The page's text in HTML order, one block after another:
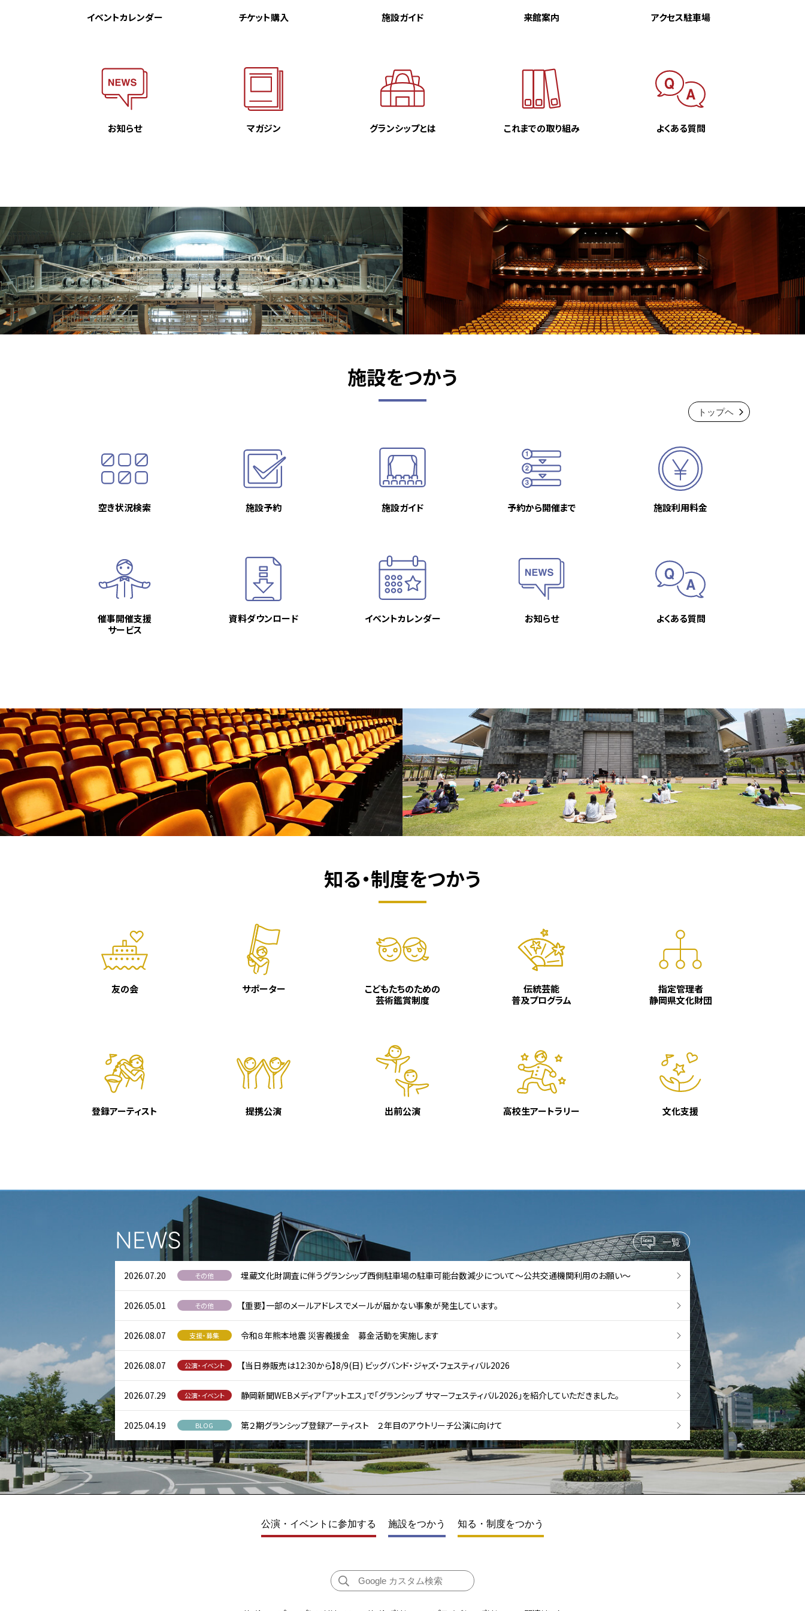
イベントカレンダー チケット購入 施設ガイド 来館案内 アクセス駐車場
お知らせ マガジン グランシップとは これまでの取り組み よくある質問
施設をつかう
トップヘ
空き状況検索 施設予約 施設ガイド 予約から開催まで 施設利用料金
催事開催支援
サービス
資料ダウンロード イベントカレンダー お知らせ よくある質問
知る・制度をつかう
友の会 サポーター
こどもたちのための
芸術鑑賞制度
伝統芸能
普及プログラム
指定管理者
静岡県文化財団
登録アーティスト 提携公演 出前公演 高校生アートラリー 文化支援
NEWS 一覧
2026.07.20 その他 埋蔵文化財調査に伴うグランシップ西側駐車場の駐車可能台数減少について～公共交通機関利用のお願い～
2026.05.01 その他 【重要】一部のメールアドレスでメールが届かない事象が発生しています。
2026.08.07 支援・募集 令和８年熊本地震 災害義援金 募金活動を実施します
2026.08.07 公演・イベント 【当日券販売は12:30から】8/9(日) ビッグバンド・ジャズ・フェスティバル2026
2026.07.29 公演・イベント 静岡新聞WEBメディア「アットエス」で「グランシップ サマーフェスティバル2026」を紹介していただきました。
2025.04.19 BLOG 第２期グランシップ登録アーティスト ２年目のアウトリーチ公演に向けて
公演・イベントに参加する 施設をつかう 知る・制度をつかう